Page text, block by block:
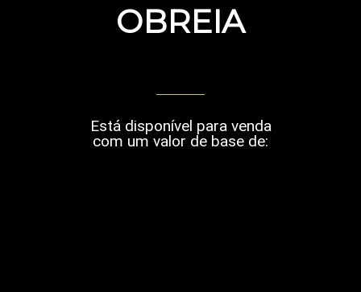
OBREIA
Está disponível para venda
com um valor de base de: